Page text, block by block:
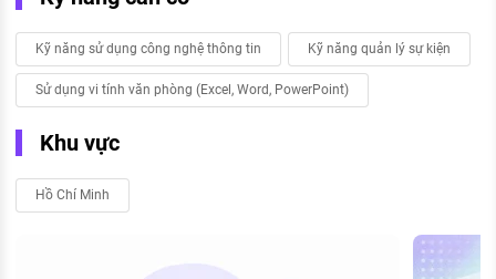
Kỹ năng sử dụng công nghệ thông tin Kỹ năng quản lý sự kiện
Sử dụng vi tính văn phòng (Excel, Word, PowerPoint)
Khu vực
Hồ Chí Minh